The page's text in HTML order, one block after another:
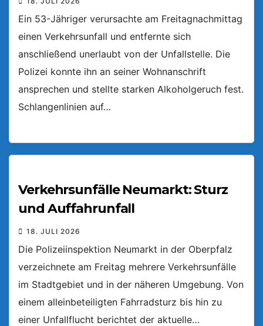
Ein 53-Jähriger verursachte am Freitagnachmittag
einen Verkehrsunfall und entfernte sich
anschließend unerlaubt von der Unfallstelle. Die
Polizei konnte ihn an seiner Wohnanschrift
ansprechen und stellte starken Alkoholgeruch fest.
Schlangenlinien auf…
Verkehrsunfälle Neumarkt: Sturz
und Auffahrunfall
18. JULI 2026
Die Polizeiinspektion Neumarkt in der Oberpfalz
verzeichnete am Freitag mehrere Verkehrsunfälle
im Stadtgebiet und in der näheren Umgebung. Von
einem alleinbeteiligten Fahrradsturz bis hin zu
einer Unfallflucht berichtet der aktuelle…